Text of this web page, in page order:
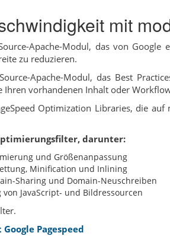
mit
Apache-Modul, das von
zu reduzieren.
Apache-Modul, das Best
Ihren vorhandenen Inhalt oder
Optimization Libraries, die
darunter:
und Größenanpassung
Minification und Inlining
Sharing und Domain-Neuschreiben
von JavaScript- und Bildressourcen
Pagespeed